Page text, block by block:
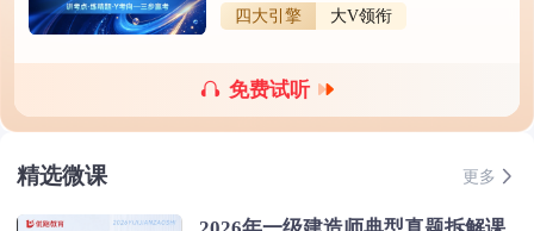
四大引擎 大V领衔
免费试听
精选微课 更多